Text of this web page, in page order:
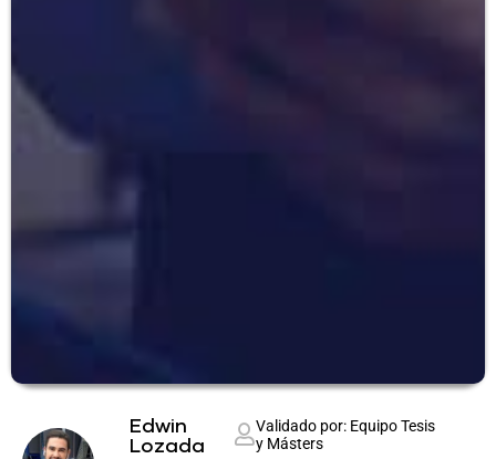
Edwin
Lozada
Validado por: Equipo Tesis
y Másters